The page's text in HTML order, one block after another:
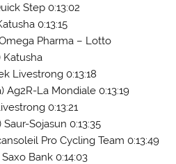
Step 0:13:02
0:13:15
Pharma – Lotto
Katusha
Livestrong 0:13:18
Ag2R-La Mondiale 0:13:19
0:13:21
Sojasun 0:13:35
Pro Cycling Team 0:13:49
Bank 0:14:03